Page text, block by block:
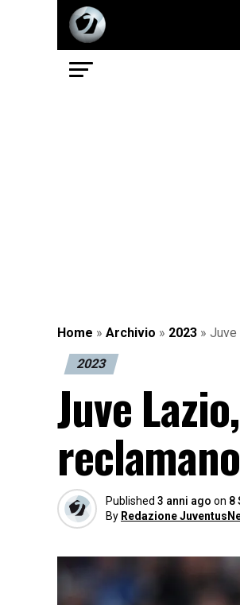
Home » Archivio » 2023 » Juve
2023
Juve
Published 3 anni ago on 8
By Redazione